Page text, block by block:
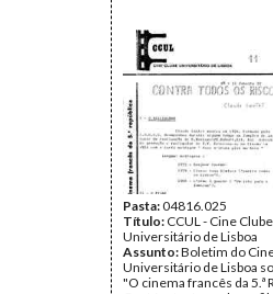
Pasta:04816.025
Título: CCUL - Cine Clube
Universitário de Lisboa
Assunto:Boletim do
Universitário de Lisboa
"O cinema francês da 5.ª